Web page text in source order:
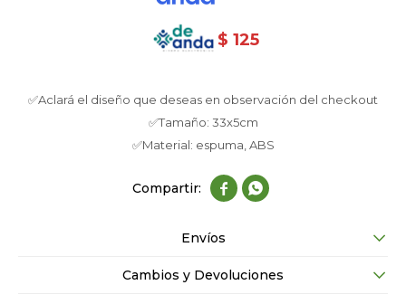
$ 125
✅Aclará el diseño que deseas en observación del checkout
✅Tamaño: 33x5cm
✅Material: espuma, ABS
 
Envíos
Cambios y Devoluciones